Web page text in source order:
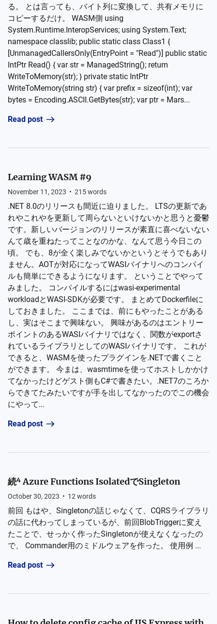
る。 とは言っても、バイト列に変換して、共有メモリに
コピーするだけ。 WASM側 using
System.Runtime.InteropServices; using System.Text;
namespace classlib; public static class Class1 {
[UnmanagedCallersOnly(EntryPoint = "Read")] public static
IntPtr Read() { var str = ManagedString(); return
WriteToMemory(str); } private static IntPtr
WriteToMemory(string str) { var prefix = sizeof(int); var
bytes = Encoding.ASCII.GetBytes(str); var ptr = Mars...
Read post
Learning WASM #9
November 11, 2023 • 215words
.NET 8.0のリリースも間近に迫りました。 LTSの更新であ
れやこれやを更新して周らないといけないかと思うと憂鬱
です。新しいバージョンのリリースが素直に喜べないない
んて歳を重ねたってことなのかな、なんて思う今日この
頃。 でも、8が全く楽しみでないかというとそうでもあり
ません。AOTが対応になってWASIバイナリへのコンパイ
ルも簡単にできるようになります。 ということでやって
みました。 コンパイルするにはwasi-experimental
workloadとWASI-SDKが必要です。 まとめてDockerfileに
しておきました。 ここまでは、前にもやったことがある
し、実はそこまで興味ない。 興味があるのはエントリー
ポイントのあるWASIバイナリではなく、関数がexportさ
れているライブラリとしてのWASIバイナリです。 これが
できると、WASMを使ったプラグインを.NETで書くこと
ができます。 今まは、wasmtimeを使ってホストしかかけ
てなかったけどゲスト側もC#で書きたい。.NET7のころか
らできてたみたいですが手を出してなかったのでこの機会
にやって...
Read post
続⁴ Azure Functions IsolatedでSingleton
October 30, 2023 • 12 words
前回 もはや、Singletonの話じゃなくて、CQRSライブラリ
の話に代わってしまっているが、前回BlobTriggerに変え
たことで、せっかく作ったSingletonが使えなくなったの
で、 Commander用のミドルウェアを作った。 使用例 ...
Read post